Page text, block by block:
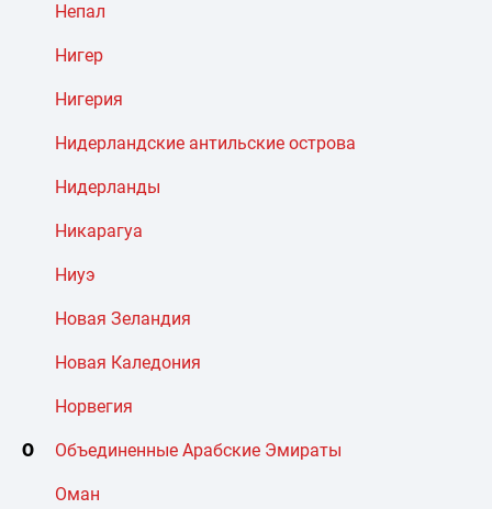
Непал
Нигер
Нигерия
Нидерландские антильские острова
Нидерланды
Никарагуа
Ниуэ
Новая Зеландия
Новая Каледония
Норвегия
О Объединенные Арабские Эмираты
Оман